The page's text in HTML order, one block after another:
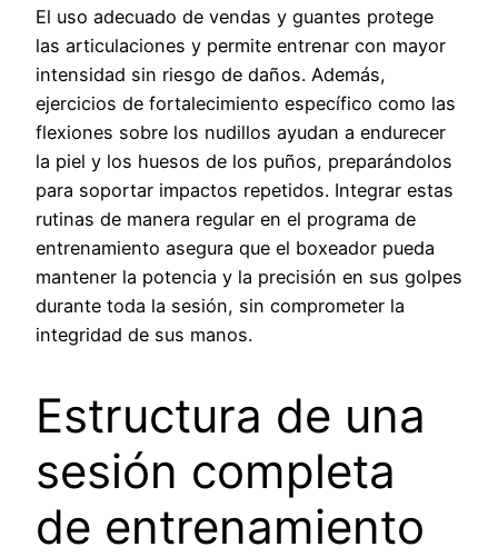
El uso adecuado de vendas y guantes protege
las articulaciones y permite entrenar con mayor
intensidad sin riesgo de daños. Además,
ejercicios de fortalecimiento específico como las
flexiones sobre los nudillos ayudan a endurecer
la piel y los huesos de los puños, preparándolos
para soportar impactos repetidos. Integrar estas
rutinas de manera regular en el programa de
entrenamiento asegura que el boxeador pueda
mantener la potencia y la precisión en sus golpes
durante toda la sesión, sin comprometer la
integridad de sus manos.
Estructura de una
sesión completa
de entrenamiento